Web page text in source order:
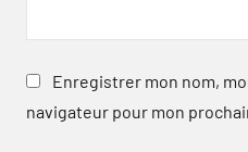
Enregistrer mon nom,
navigateur pour mon